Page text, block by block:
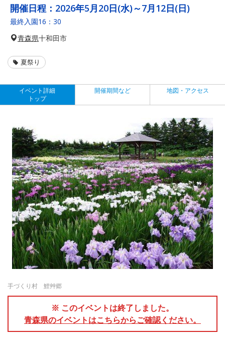
開催日程： 2026年5月20日(水)～7月12日(日)
最終入園16：30
青森県十和田市
夏祭り
イベント詳細
トップ
開催期間など 地図・アクセス
手づくり村 鯉艸郷
※ このイベントは終了しました。
青森県のイベントはこちらからご確認ください。